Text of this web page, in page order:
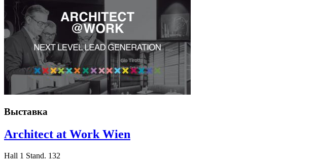
Выставка
Architect at Work Wien
Hall 1 Stand. 132